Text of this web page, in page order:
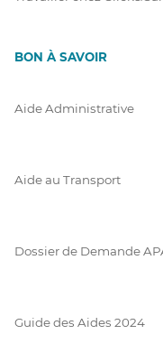
BON À SAVOIR
Aide Administrative
Aide au Transport
Dossier de Demande
Guide des Aides 2024